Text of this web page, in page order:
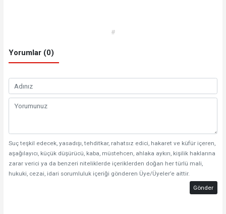
#
Yorumlar (0)
Suç teşkil edecek, yasadışı, tehditkar, rahatsız edici, hakaret ve küfür içeren,
aşağılayıcı, küçük düşürücü, kaba, müstehcen, ahlaka aykırı, kişilik haklarına
zarar verici ya da benzeri niteliklerde içeriklerden doğan her türlü mali,
hukuki, cezai, idari sorumluluk içeriği gönderen Üye/Üyeler’e aittir.
Gönder